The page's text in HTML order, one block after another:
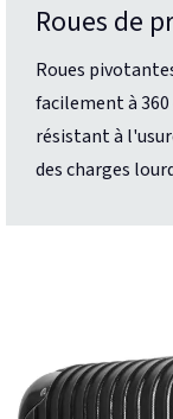
Roues de
Roues
facilement à 360
résistant à
des charges